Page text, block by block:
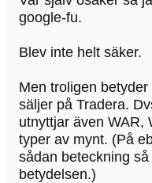
google-fu.
Blev inte helt säker.
Men troligen
säljer på Tradera.
utnyttjar även WAR,
typer av mynt. (På
sådan beteckning
betydelsen.)